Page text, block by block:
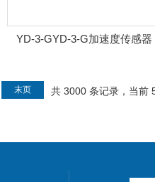
YD-3-GYD-3-G加速度传感器
共 3000 条记录，当前
末页